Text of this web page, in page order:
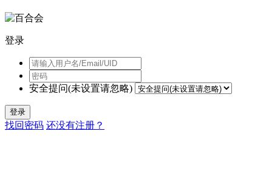
登录
安全提问(未设置请忽略)
登录
找回密码 还没有注册？